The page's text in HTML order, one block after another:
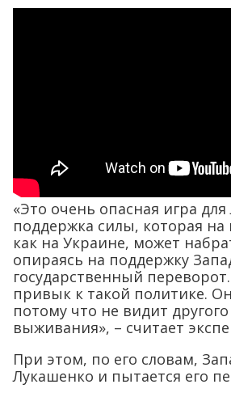
«Это очень опасная игра
поддержка силы, которая на
как на Украине, может
опираясь на поддержку
государственный
привык к такой политике.
потому что не видит
выживания», – считает
При этом, по его словам,
Лукашенко и пытается его